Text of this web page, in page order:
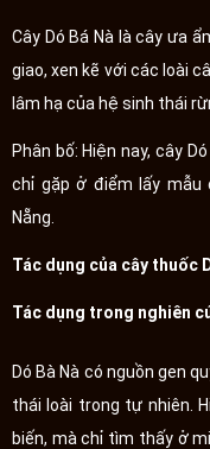
Cây Dó Bá Nà là cây ưa
giao, xen kẽ với các loài
lâm hạ của hệ sinh thái
Phân bố: Hiện nay, cây
chỉ gặp ở điểm lấy mẫu
Nẵng.
Tác dụng của cây thuốc
Tác dụng trong nghiên
Dó Bà Nà có nguồn gen
thái loài trong tự nhiên.
biến, mà chỉ tìm thấy ở